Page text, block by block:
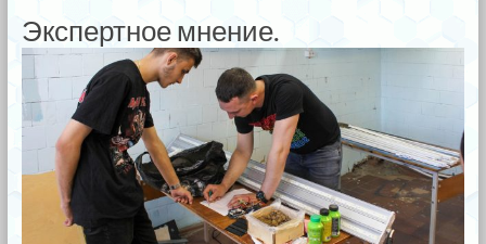
Экспертное мнение.